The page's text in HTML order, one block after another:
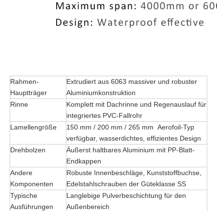
Rahmen-
Hauptträger
Extrudiert aus 6063 massiver und robuster
Aluminiumkonstruktion
Rinne
Komplett mit Dachrinne und Regenauslauf für
integriertes PVC-Fallrohr
Lamellengröße
150 mm / 200 mm / 265 mm Aerofoil-Typ
verfügbar, wasserdichtes, effizientes Design
Drehbolzen
Äußerst haltbares Aluminium mit PP-Blatt-
Endkappen
Andere
Komponenten
Robuste Innenbeschläge, Kunststoffbuchse,
Edelstahlschrauben der Güteklasse SS
Typische
Ausführungen
Langlebige Pulverbeschichtung für den
Außenbereich